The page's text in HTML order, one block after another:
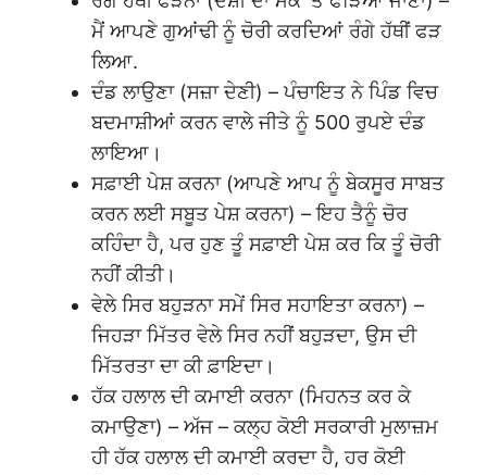
ਮੈਂ ਆਪਣੇ ਗੁਆਂਢੀ ਨੂੰ ਚੋਰੀ ਕਰਦਿਆਂ ਰੰਗੇ ਹੱਥੀਂ ਫੜ
ਲਿਆ.
ਦੰਡ ਲਾਉਣਾ (ਸਜ਼ਾ ਦੇਣੀ) – ਪੰਚਾਇਤ ਨੇ ਪਿੰਡ ਵਿਚ
ਬਦਮਾਸ਼ੀਆਂ ਕਰਨ ਵਾਲੇ ਜੀਤੇ ਨੂੰ 500 ਰੁਪਏ ਦੰਡ
ਲਾਇਆ।
ਸਫ਼ਾਈ ਪੇਸ਼ ਕਰਨਾ (ਆਪਣੇ ਆਪ ਨੂੰ ਬੇਕਸੂਰ ਸਾਬਤ
ਕਰਨ ਲਈ ਸਬੂਤ ਪੇਸ਼ ਕਰਨਾ) – ਇਹ ਤੈਨੂੰ ਚੋਰ
ਕਹਿੰਦਾ ਹੈ, ਪਰ ਹੁਣ ਤੂੰ ਸਫ਼ਾਈ ਪੇਸ਼ ਕਰ ਕਿ ਤੂੰ ਚੋਰੀ
ਨਹੀਂ ਕੀਤੀ।
ਵੇਲੇ ਸਿਰ ਬਹੁੜਨਾ ਸਮੇਂ ਸਿਰ ਸਹਾਇਤਾ ਕਰਨਾ) –
ਜਿਹੜਾ ਮਿੱਤਰ ਵੇਲੇ ਸਿਰ ਨਹੀਂ ਬਹੁੜਦਾ, ਉਸ ਦੀ
ਮਿੱਤਰਤਾ ਦਾ ਕੀ ਫ਼ਾਇਦਾ।
ਹੱਕ ਹਲਾਲ ਦੀ ਕਮਾਈ ਕਰਨਾ (ਮਿਹਨਤ ਕਰ ਕੇ
ਕਮਾਉਣਾ) – ਅੱਜ – ਕਲ੍ਹ ਕੋਈ ਸਰਕਾਰੀ ਮੁਲਾਜ਼ਮ
ਹੀ ਹੱਕ ਹਲਾਲ ਦੀ ਕਮਾਈ ਕਰਦਾ ਹੈ, ਹਰ ਕੋਈ